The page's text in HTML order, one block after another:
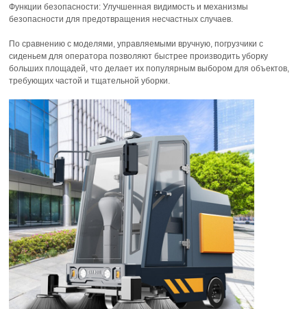
Функции безопасности: Улучшенная видимость и механизмы
безопасности для предотвращения несчастных случаев.
По сравнению с моделями, управляемыми вручную, погрузчики с
сиденьем для оператора позволяют быстрее производить уборку
больших площадей, что делает их популярным выбором для объектов,
требующих частой и тщательной уборки.